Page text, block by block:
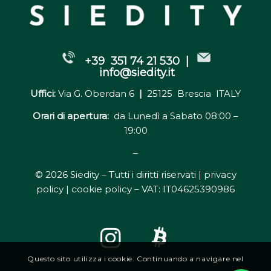
+39 351 74 21 530 |
info@siedity.it
Uffici: Via G. Oberdan 6 | 25125 Brescia ITALY
Orari di apertura: da Lunedì a Sabato 08:00 –
19:00
–
© 2026 Siedity – Tutti i diritti riservati | privacy
policy | cookie policy – VAT: IT04625390986
Questo sito utilizza i cookie. Continuando a navigare nel